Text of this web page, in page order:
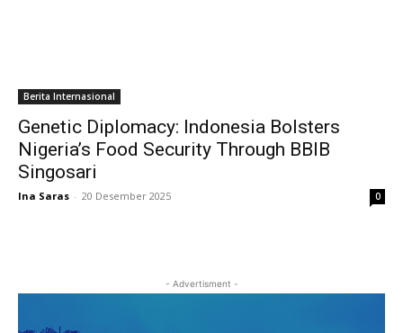
Berita Internasional
Genetic Diplomacy: Indonesia Bolsters
Nigeria’s Food Security Through BBIB
Singosari
Ina Saras - 20 Desember 2025 0
- Advertisment -